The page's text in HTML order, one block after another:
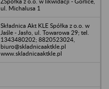
ul. Michalusa 1
Składnica Akt KLE Spółka z o.o. w
Jaśle - Jasło, ul. Towarowa 29; tel.
1343480202; 8820523024,
biuro@skladnicaaktkle.pl
www.skladnicaaktkle.pl